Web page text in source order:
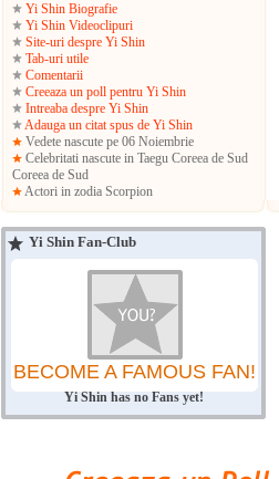
Yi Shin Biografie
Yi Shin Videoclipuri
Site-uri despre Yi Shin
Tab-uri utile
Comentarii
Creeaza un poll pentru Yi Shin
Intreaba despre Yi Shin
Adauga un citat spus de Yi Shin
Vedete nascute pe 06 Noiembrie
Celebritati nascute in Taegu Coreea de Sud
Coreea de Sud
Actori in zodia Scorpion
Yi Shin Fan-Club
BECOME A FAMOUS FAN!
Yi Shin has no Fans yet!